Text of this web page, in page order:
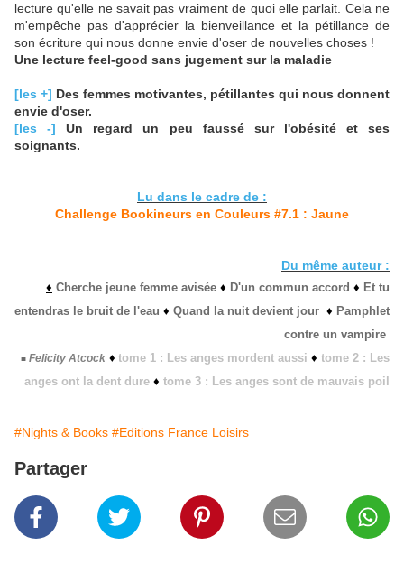
lecture qu'elle ne savait pas vraiment de quoi elle parlait. Cela ne
m'empêche pas d'apprécier la bienveillance et la pétillance de
son écriture qui nous donne envie d'oser de nouvelles choses !
Une lecture feel-good sans jugement sur la maladie
[les +] Des femmes motivantes, pétillantes qui nous donnent
envie d'oser.
[les -]
Un regard un peu faussé sur l'obésité et ses
soignants.
Lu dans le cadre de :
Challenge Bookineurs en Couleurs #7.1 : Jaune
Du même auteur :
♦ Cherche jeune femme avisée ♦ D'un commun accord ♦ Et tu
entendras le bruit de l'eau ♦ Quand la nuit devient jour ♦ Pamphlet
contre un vampire
■ Felicity Atcock ♦ tome 1 : Les anges mordent aussi ♦ tome 2 : Les
anges ont la dent dure ♦ tome 3 : Les anges sont de mauvais poil
#Nights & Books #Editions France Loisirs
Partager